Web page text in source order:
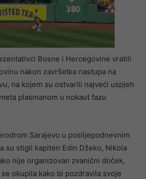
Bosne i Hercegovine vratili
nakon završetka nastupa na
na kojem su ostvarili najveći uspjeh
plasmanom u nokaut fazu
Sarajevo u poslijepodnevnim
su stigli kapiten Edin Džeko, Nikola
nije organizovan zvanični doček,
okupila kako bi pozdravila svoje